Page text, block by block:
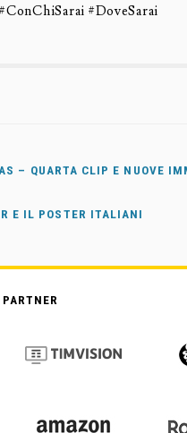
#DoveSarai
– QUARTA CLIP E NUOVE
E IL POSTER ITALIANI